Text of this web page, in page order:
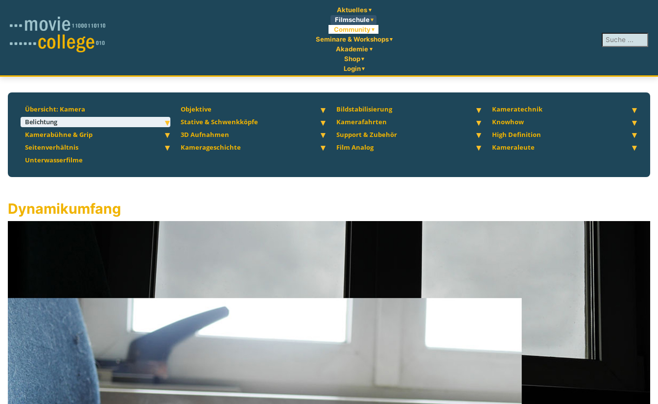
Aktuelles
Filmschule
Community
Seminare & Workshops
Akademie
Shop
Login
Suchen ...
Übersicht: Kamera Objektive Bildstabilisierung
Kameratechnik
Belichtung
Stative & Schwenkköpfe Kamerafahrten
Knowhow
Kamerabühne & Grip
3D Aufnahmen Support & Zubehör
High Definition
Seitenverhältnis
Kamerageschichte Film Analog
Kameraleute
Unterwasserfilme
Dynamikumfang